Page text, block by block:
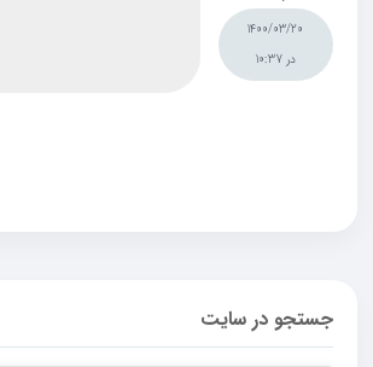
1400/03/20
در 10:37
جستجو در سایت